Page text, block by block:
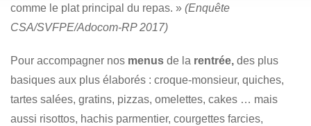
comme le plat principal du repas. » (Enquête
CSA/SVFPE/Adocom-RP 2017)
Pour accompagner nos menus de la rentrée, des plus
basiques aux plus élaborés : croque-monsieur, quiches,
tartes salées, gratins, pizzas, omelettes, cakes … mais
aussi risottos, hachis parmentier, courgettes farcies,